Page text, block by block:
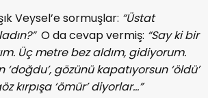
Veysel’e sormuşlar: “Üstat
O da cevap vermiş: “Say ki bir
Üç metre bez aldım, gidiyorum.
‘doğdu’, gözünü kapatıyorsun ‘öldü’
kırpışa ‘ömür’ diyorlar...”